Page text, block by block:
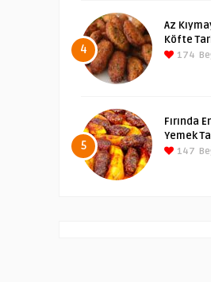
4
Az
Köfte
174
5
Fırında
Yemek
147